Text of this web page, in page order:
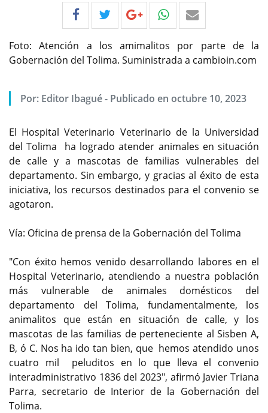
Foto: Atención a los amimalitos por parte de la
Gobernación del Tolima. Suministrada a cambioin.com
Por: Editor Ibagué- Publicado en octubre 10, 2023
El Hospital Veterinario Veterinario de la Universidad
del Tolima ha logrado atender animales en situación
de calle y a mascotas de familias vulnerables del
departamento. Sin embargo, y gracias al éxito de esta
iniciativa, los recursos destinados para el convenio se
agotaron.
Vía: Oficina de prensa de la Gobernación del Tolima
"Con éxito hemos venido desarrollando labores en el
Hospital Veterinario, atendiendo a nuestra población
más vulnerable de animales domésticos del
departamento del Tolima, fundamentalmente, los
animalitos que están en situación de calle, y los
mascotas de las familias de perteneciente al Sisben A,
B, ó C. Nos ha ido tan bien, que hemos atendido unos
cuatro mil peluditos en lo que lleva el convenio
interadministrativo 1836 del 2023", afirmó Javier Triana
Parra, secretario de Interior de la Gobernación del
Tolima.